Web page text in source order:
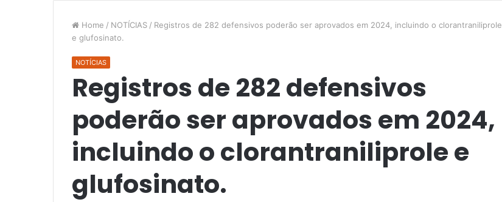
Home / NOTÍCIAS / Registros de 282 defensivos poderão ser aprovados em 2024, incluindo o clorantraniliprole
e glufosinato.
NOTÍCIAS
Registros de 282 defensivos
poderão ser aprovados em 2024,
incluindo o clorantraniliprole e
glufosinato.